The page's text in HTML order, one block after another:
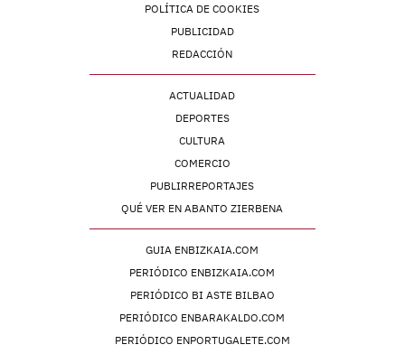
POLÍTICA DE COOKIES
PUBLICIDAD
REDACCIÓN
ACTUALIDAD
DEPORTES
CULTURA
COMERCIO
PUBLIRREPORTAJES
QUÉ VER EN ABANTO ZIERBENA
GUIA ENBIZKAIA.COM
PERIÓDICO ENBIZKAIA.COM
PERIÓDICO BI ASTE BILBAO
PERIÓDICO ENBARAKALDO.COM
PERIÓDICO ENPORTUGALETE.COM